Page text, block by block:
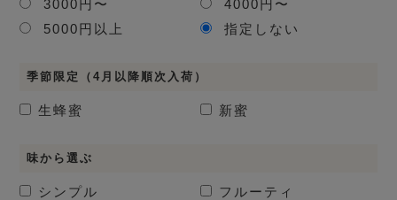
3000円〜
4000円〜
5000円以上
指定しない
季節限定（4月以降順次入荷）
生蜂蜜 新蜜
味から選ぶ
シンプル
フルーティ